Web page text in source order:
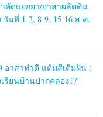
คัดแยกยา/อาสาผลิตดิน
นที่ 1-2, 8-9, 15-16 ส.ค.
อาสาทำดี แต้มสีเติมฝัน (
รียนบ้านปากคลอง17